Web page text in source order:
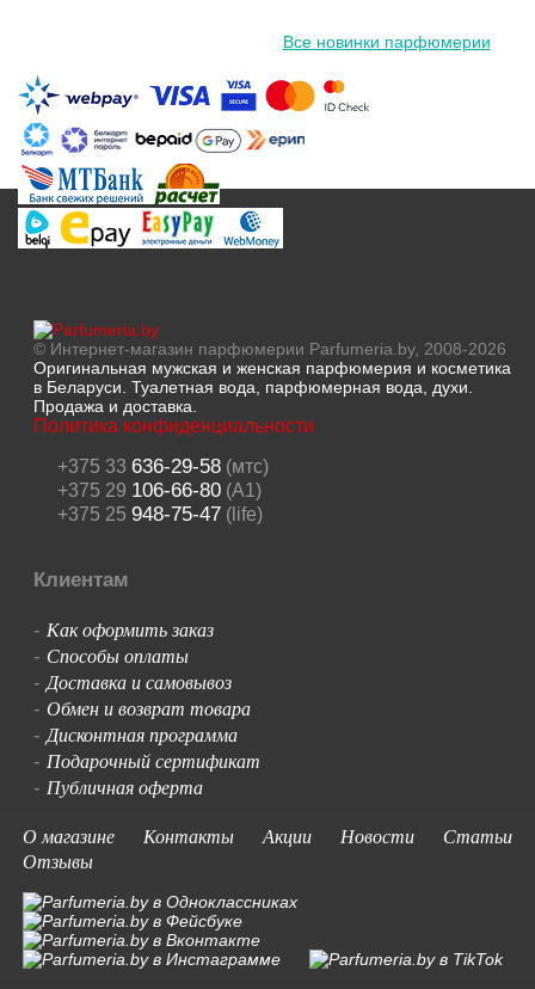
Все новинки парфюмерии
© Интернет-магазин парфюмерии Parfumeria.by, 2008-2026
Оригинальная мужская и женская парфюмерия и косметика
в Беларуси. Туалетная вода, парфюмерная вода, духи.
Продажа и доставка.
Политика конфиденциальности
+375 33 636-29-58(мтс)
+375 29 106-66-80(A1)
+375 25 948-75-47(life)
Клиентам
- Как оформить заказ
- Способы оплаты
-Доставка и самовывоз
- Обмен и возврат товара
-Дисконтная программа
- Подарочный сертификат
- Публичная оферта
О магазине
Контакты Акции Новости
Статьи
Отзывы